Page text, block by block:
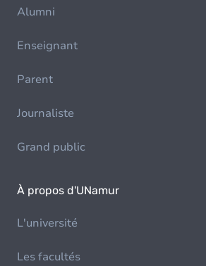
Alumni
Enseignant
Parent
Journaliste
Grand public
À propos d'UNamur
L'université
Les facultés